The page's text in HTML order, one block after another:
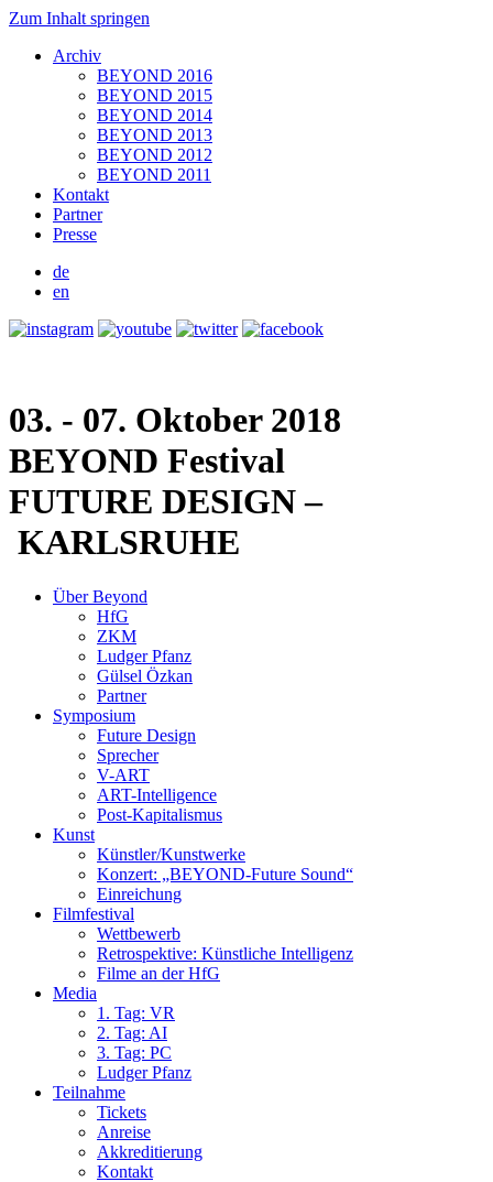
Zum Inhalt springen
Archiv
BEYOND 2016
BEYOND 2015
BEYOND 2014
BEYOND 2013
BEYOND 2012
BEYOND 2011
Kontakt
Partner
Presse
de
en
03. - 07. Oktober 2018
BEYOND Festival
FUTURE DESIGN –
KARLSRUHE
Über Beyond
HfG
ZKM
Ludger Pfanz
Gülsel Özkan
Partner
Symposium
Future Design
Sprecher
V-ART
ART-Intelligence
Post-Kapitalismus
Kunst
Künstler/Kunstwerke
Konzert: „BEYOND-Future Sound“
Einreichung
Filmfestival
Wettbewerb
Retrospektive: Künstliche Intelligenz
Filme an der HfG
Media
1. Tag: VR
2. Tag: AI
3. Tag: PC
Ludger Pfanz
Teilnahme
Tickets
Anreise
Akkreditierung
Kontakt